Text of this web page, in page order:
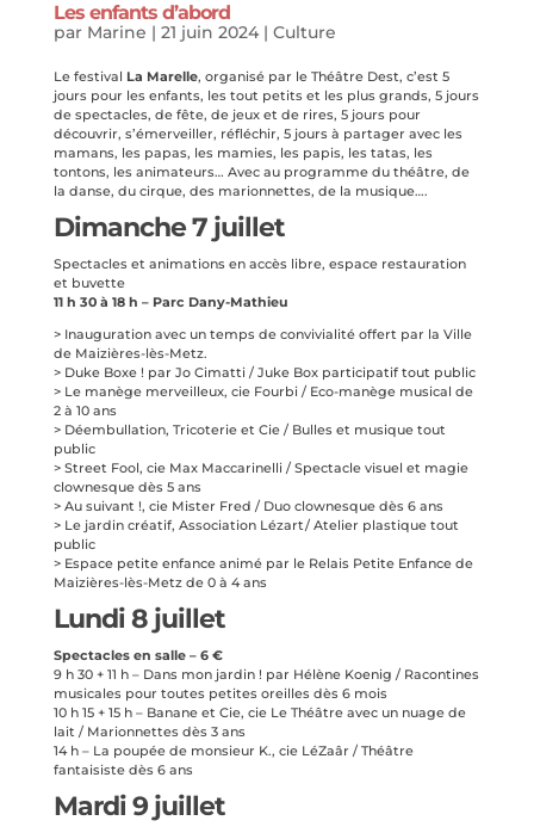
Les enfants d’abord
par Marine | 21 juin 2024| Culture
Le festival La Marelle, organisé par le Théâtre Dest, c’est 5
jours pour les enfants, les tout petits et les plus grands, 5 jours
de spectacles, de fête, de jeux et de rires, 5 jours pour
découvrir, s’émerveiller, réfléchir, 5 jours à partager avec les
mamans, les papas, les mamies, les papis, les tatas, les
tontons, les animateurs… Avec au programme du théâtre, de
la danse, du cirque, des marionnettes, de la musique….
Dimanche 7 juillet
Spectacles et animations en accès libre, espace restauration
et buvette
11 h 30 à 18 h – Parc Dany-Mathieu
> Inauguration avec un temps de convivialité offert par la Ville
de Maizières-lès-Metz.
> Duke Boxe ! par Jo Cimatti / Juke Box participatif tout public
> Le manège merveilleux, cie Fourbi / Eco-manège musical de
2 à 10 ans
> Déembullation, Tricoterie et Cie / Bulles et musique tout
public
> Street Fool, cie Max Maccarinelli / Spectacle visuel et magie
clownesque dès 5 ans
> Au suivant !, cie Mister Fred / Duo clownesque dès 6 ans
> Le jardin créatif, Association Lézart / Atelier plastique tout
public
> Espace petite enfance animé par le Relais Petite Enfance de
Maizières-lès-Metz de 0 à 4 ans
Lundi 8 juillet
Spectacles en salle – 6 €
9 h 30 + 11 h – Dans mon jardin ! par Hélène Koenig / Racontines
musicales pour toutes petites oreilles dès 6 mois
10 h 15 + 15 h – Banane et Cie, cie Le Théâtre avec un nuage de
lait / Marionnettes dès 3 ans
14 h – La poupée de monsieur K., cie LéZaâr / Théâtre
fantaisiste dès 6 ans
Mardi 9 juillet